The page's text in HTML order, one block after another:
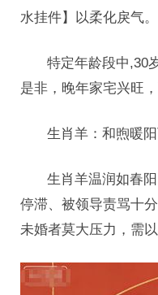
水挂件】以柔化戾气。
特定年龄段中,30
是非，晚年家宅兴旺
生肖羊：和煦暖
生肖羊温润如春
停滞、被领导责骂十
未婚者莫大压力，需